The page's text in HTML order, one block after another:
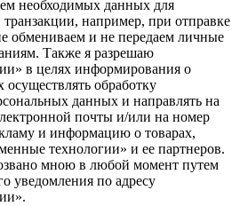
необходимых данных для
например, при отправке
обмениваем и не передаем личные
Также я разрешаю
в целях информирования о
осуществлять обработку
данных и направлять на
почты и/или на номер
и информацию о товарах,
технологии» и ее партнеров.
мною в любой момент путем
уведомления по адресу